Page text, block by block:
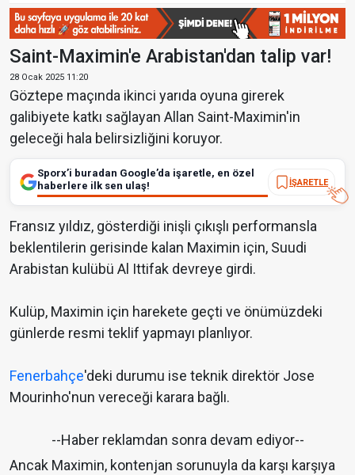
Saint-Maximin'e Arabistan'dan talip var!
28 Ocak 2025 11:20
Göztepe maçında ikinci yarıda oyuna girerek
galibiyete katkı sağlayan Allan Saint-Maximin'in
geleceği hala belirsizliğini koruyor.
Sporx’i buradan Google’da işaretle, en özel
haberlere ilk sen ulaş!
İŞARETLE
Fransız yıldız, gösterdiği inişli çıkışlı performansla
beklentilerin gerisinde kalan Maximin için, Suudi
Arabistan kulübü Al Ittifak devreye girdi.
Kulüp, Maximin için harekete geçti ve önümüzdeki
günlerde resmi teklif yapmayı planlıyor.
Fenerbahçe'deki durumu ise teknik direktör Jose
Mourinho'nun vereceği karara bağlı.
--Haber reklamdan sonra devam ediyor--
Ancak Maximin, kontenjan sorunuyla da karşı karşıya